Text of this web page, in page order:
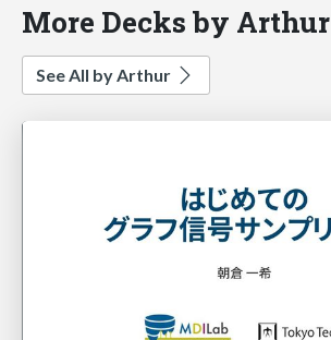
More Decks by Arthur
See All by Arthur